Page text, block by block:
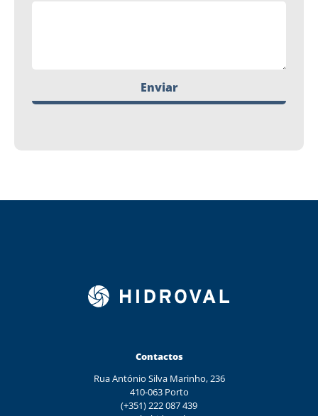
Enviar
Contactos
Rua António Silva Marinho, 236
410-063 Porto
(+351) 222 087 439